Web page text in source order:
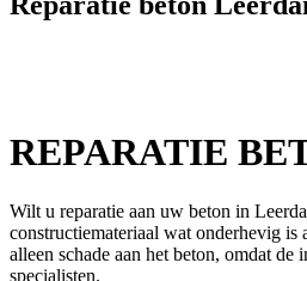
REPARATIE
Wilt u reparatie aan uw beton in
constructiemateriaal wat onderhevig
alleen schade aan het beton, omdat
specialisten.